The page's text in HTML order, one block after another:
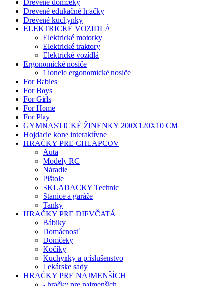
Drevené domčeky
Drevené edukačné hračky
Drevené kuchynky
ELEKTRICKÉ VOZIDLÁ
Elektrické motorky
Elektrické traktory
Elektrické vozídlá
Ergonomické nosiče
Lionelo ergonomické nosiče
For Babies
For Boys
For Girls
For Home
For Play
GYMNASTICKÉ ŽINENKY 200X120X10 CM
Hojdacie kone interaktívne
HRAČKY PRE CHLAPCOV
Auta
Modely RC
Náradie
Pištole
SKLADACKY Technic
Stanice a garáže
Tanky
HRAČKY PRE DIEVČATÁ
Bábiky
Domácnosť
Domčeky
Kočíky
Kuchynky a príslušenstvo
Lekárske sady
HRAČKY PRE NAJMENŠÍCH